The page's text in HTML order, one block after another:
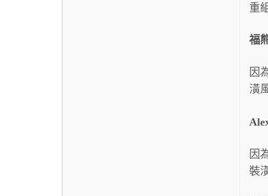
重
福
因
潢
因
裝